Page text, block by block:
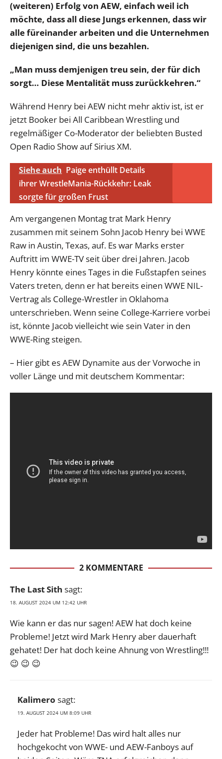
(weiteren) Erfolg von AEW, einfach weil ich
möchte, dass all diese Jungs erkennen, dass wir
alle füreinander arbeiten und die Unternehmen
diejenigen sind, die uns bezahlen.
„Man muss demjenigen treu sein, der für dich
sorgt… Diese Mentalität muss zurückkehren.“
Während Henry bei AEW nicht mehr aktiv ist, ist er
jetzt Booker bei All Caribbean Wrestling und
regelmäßiger Co-Moderator der beliebten Busted
Open Radio Show auf Sirius XM.
Siehe auch Paige enthüllt Details
ihrer WrestleMania-Rückkehr: Leak
sorgte für großen Frust
Am vergangenen Montag trat Mark Henry
zusammen mit seinem Sohn Jacob Henry bei WWE
Raw in Austin, Texas, auf. Es war Marks erster
Auftritt im WWE-TV seit über drei Jahren. Jacob
Henry könnte eines Tages in die Fußstapfen seines
Vaters treten, denn er hat bereits einen WWE NIL-
Vertrag als College-Wrestler in Oklahoma
unterschrieben. Wenn seine College-Karriere vorbei
ist, könnte Jacob vielleicht wie sein Vater in den
WWE-Ring steigen.
– Hier gibt es AEW Dynamite aus der Vorwoche in
voller Länge und mit deutschem Kommentar:
2 KOMMENTARE
The Last Sith sagt:
18. AUGUST 2024 UM 12:42 UHR
Wie kann er das nur sagen! AEW hat doch keine
Probleme! Jetzt wird Mark Henry aber dauerhaft
gehatet! Der hat doch keine Ahnung von Wrestling!!!
😉 😉 😉
Kalimero sagt:
19. AUGUST 2024 UM 8:09 UHR
Jeder hat Probleme! Das wird halt alles nur
hochgekocht von WWE- und AEW-Fanboys auf